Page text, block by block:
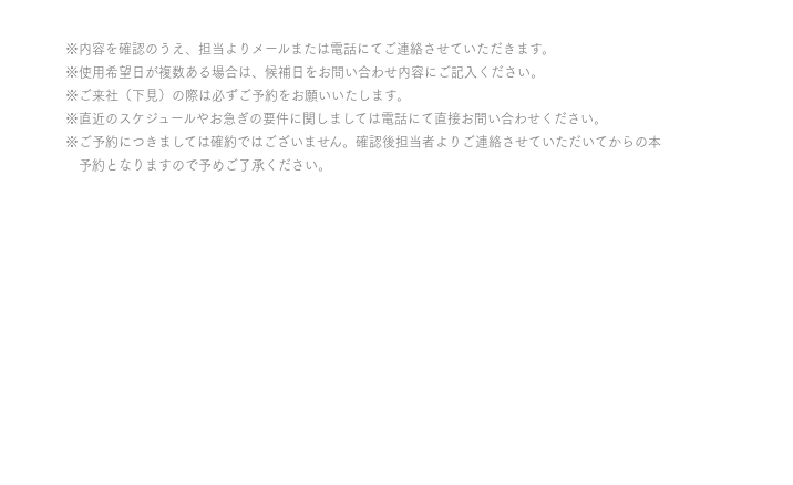
※内容を確認のうえ、担当よりメールまたは電話にてご連絡させていただきます。
※使用希望日が複数ある場合は、候補日をお問い合わせ内容にご記入ください。
※ご来社（下見）の際は必ずご予約をお願いいたします。
※直近のスケジュールやお急ぎの要件に関しましては電話にて直接お問い合わせください。
※ご予約につきましては確約ではございません。確認後担当者よりご連絡させていただいてからの本
予約となりますので予めご了承ください。